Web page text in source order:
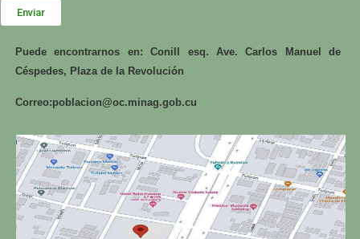
Enviar
Puede encontrarnos en: Conill esq. Ave. Carlos Manuel de
Céspedes, Plaza de la Revolución
Correo:poblacion@oc.minag.gob.cu